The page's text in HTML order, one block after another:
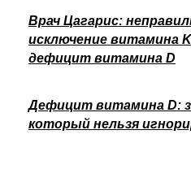
Врач Цагарис:
исключение витамина
дефицит витамина D
Дефицит витамина D:
который нельзя